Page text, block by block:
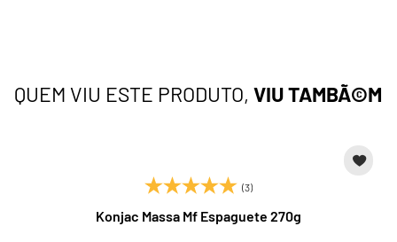
QUEM VIU ESTE PRODUTO, VIU TAMBÃ©M
(3)
Konjac Massa Mf Espaguete 270g